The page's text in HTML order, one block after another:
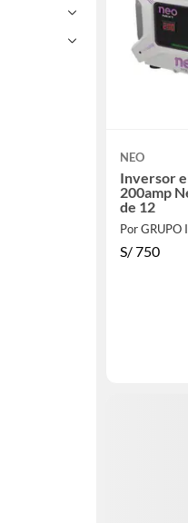
NEO
Inversor
200amp
de 12
Por GRUPO
S/750